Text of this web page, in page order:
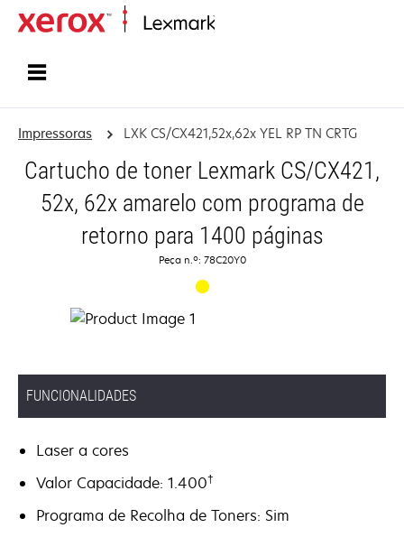
Impressoras LXK CS/CX421,52x,62x YEL RP TN CRTG
Cartucho de toner Lexmark CS/CX421,
52x, 62x amarelo com programa de
retorno para 1400 páginas
Peça n.º: 78C20Y0
FUNCIONALIDADES
Laser a cores
Valor Capacidade: 1.400†
Programa de Recolha de Toners: Sim